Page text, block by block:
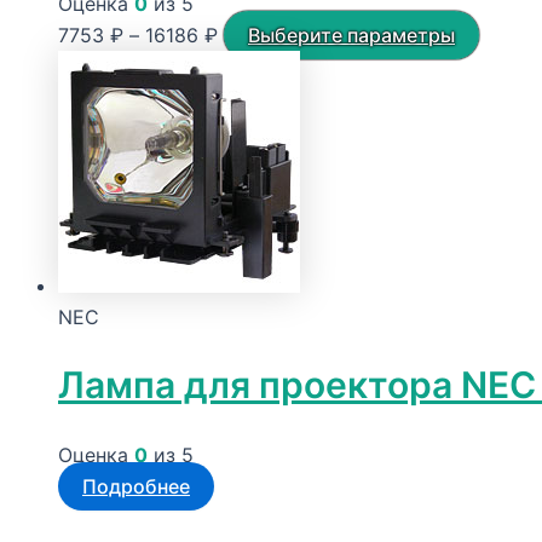
7753 ₽ – 16186 ₽Диапазон
7753 ₽
–
16186 ₽
Выберите параметры
Этот
NEC
Лампа для проектора
Оценка 0 из 5
Подробнее